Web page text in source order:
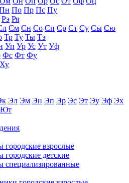
По Пр Пс Пу
Рэ Ря
См Сн Со Сп Ср Ст Су Сы Сю
Тр Ту Ты Тэ
Уп Ур Ус Ут Уф
Фс Фт Фу
Ху
Эл Эм Эн Эп Эр Эс Эт Эу Эф Эх
Ют
городские взрослые
городские детские
специализированные